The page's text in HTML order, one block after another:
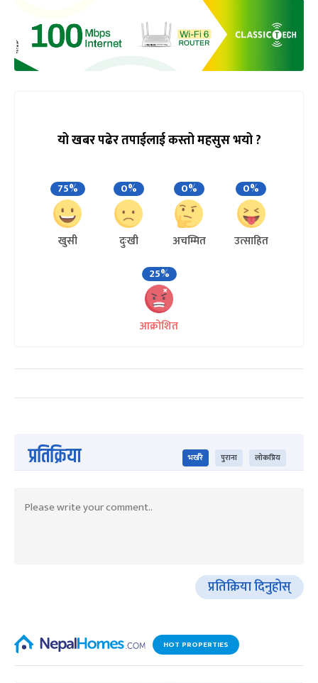
यो खबर पढेर तपाईलाई कस्तो महसुस भयो ?
75%
खुसी
0%
दुःखी
0%
अचम्मित
0%
उत्साहित
25%
आक्रोशित
प्रतिक्रिया भर्खरै पुराना लोकप्रिय
प्रतिक्रिया दिनुहोस्
HOT PROPERTIES